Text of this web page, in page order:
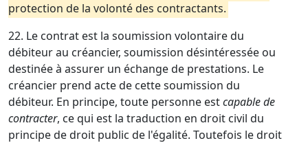
protection de la volonté des contractants.
22. Le contrat est la soumission volontaire du
débiteur au créancier, soumission désintéressée ou
destinée à assurer un échange de prestations. Le
créancier prend acte de cette soumission du
débiteur. En principe, toute personne estcapable de
contracter, ce qui est la traduction en droit civil du
principe de droit public de l'égalité. Toutefois le droit